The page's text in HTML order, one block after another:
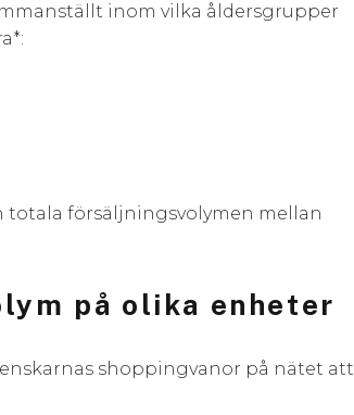
inom vilka åldersgrupper
totala försäljningsvolymen mellan
på olika enheter
shoppingvanor på nätet att